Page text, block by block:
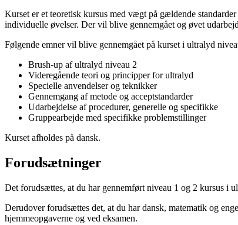
Kurset er et teoretisk kursus med vægt på gældende
individuelle øvelser. Der vil blive gennemgået og øvet
Følgende emner vil blive gennemgået på kurset i ultralyd
Brush-up af ultralyd niveau 2
Videregående teori og principper for ultralyd
Specielle anvendelser og teknikker
Gennemgang af metode og acceptstandarder
Udarbejdelse af procedurer, generelle og specifikke
Gruppearbejde med specifikke problemstillinger
Kurset afholdes på dansk.
Forudsætninger
Det forudsættes, at du har gennemført niveau 1 og 2 kursus i
Derudover forudsættes det, at du har dansk, matematik og
hjemmeopgaverne og ved eksamen.